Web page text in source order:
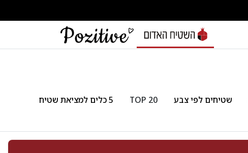
שטיחים לפי צבע TOP 20
5 כלים למציאת שטיח